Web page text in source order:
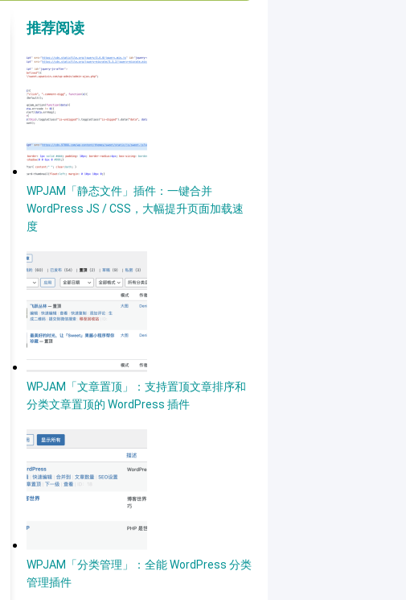
推荐阅读
WPJAM「静态文件」插件：一键合并
WordPress JS / CSS，大幅提升页面加载速
度
WPJAM「文章置顶」：支持置顶文章排序和
分类文章置顶的 WordPress 插件
WPJAM「分类管理」：全能 WordPress 分类
管理插件